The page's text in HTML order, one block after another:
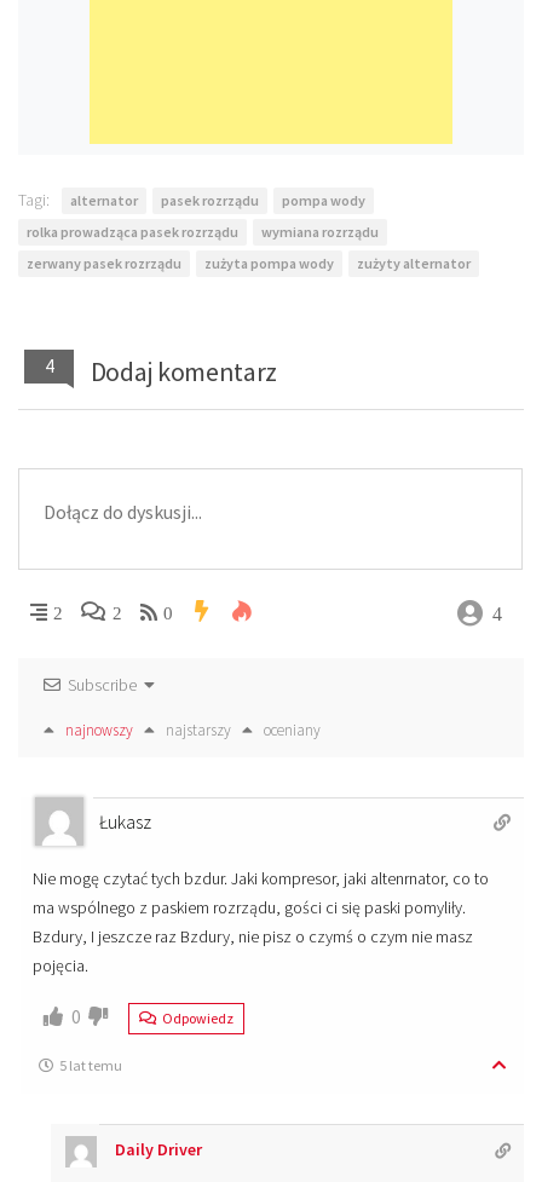
Tagi: alternator pasek rozrządu
pompa wody
rolka prowadząca pasek rozrządu
wymiana rozrządu
zerwany pasek rozrządu
zużyta pompa wody zużyty alternator
4 Dodaj komentarz
2 2 0 4
Subscribe
najnowszy najstarszy oceniany
Łukasz
Nie mogę czytać tych bzdur. Jaki kompresor, jaki altenrnator, co to
ma wspólnego z paskiem rozrządu, gości ci się paski pomyliły.
Bzdury, I jeszcze raz Bzdury, nie pisz o czymś o czym nie masz
pojęcia.
0 Odpowiedz
5 lat temu
Daily Driver